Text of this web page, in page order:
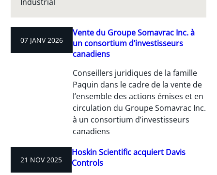
07 JANV 2026
Vente du Groupe Somavrac Inc. à
un consortium d’investisseurs
canadiens
Conseillers juridiques de la famille
Paquin dans le cadre de la vente de
l’ensemble des actions émises et en
circulation du Groupe Somavrac Inc.
à un consortium d’investisseurs
canadiens
21 NOV 2025
Hoskin Scientific acquiert Davis
Controls